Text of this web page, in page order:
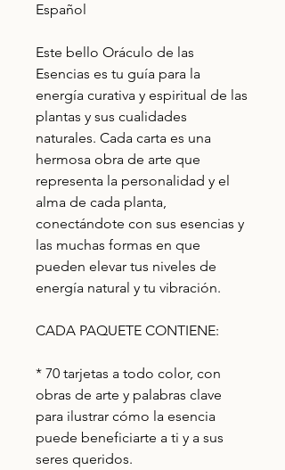
Español
Este bello Oráculo de las
Esencias es tu guía para la
energía curativa y espiritual de las
plantas y sus cualidades
naturales. Cada carta es una
hermosa obra de arte que
representa la personalidad y el
alma de cada planta,
conectándote con sus esencias y
las muchas formas en que
pueden elevar tus niveles de
energía natural y tu vibración.
CADA PAQUETE CONTIENE:
* 70 tarjetas a todo color, con
obras de arte y palabras clave
para ilustrar cómo la esencia
puede beneficiarte a ti y a sus
seres queridos.